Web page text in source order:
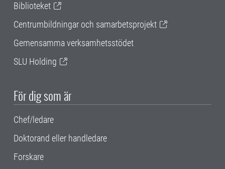
Biblioteket
Centrumbildningar och samarbetsprojekt
Gemensamma verksamhetsstödet
SLU Holding
För dig som är
Chef/ledare
Doktorand eller handledare
Forskare